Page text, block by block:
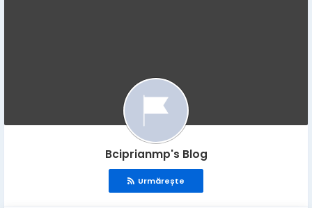
Bciprianmp's Blog
Urmărește